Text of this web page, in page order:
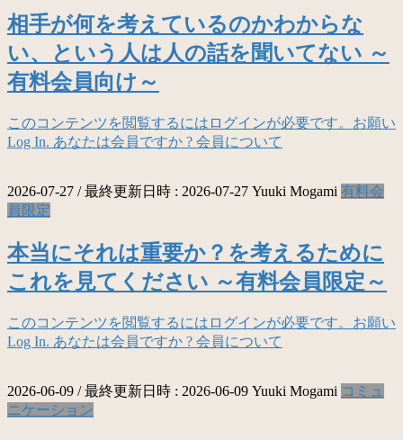
相手が何を考えているのかわからな
い、という人は人の話を聞いてない ～
有料会員向け～
このコンテンツを閲覧するにはログインが必要です。お願い
Log In. あなたは会員ですか ? 会員について
2026-07-27 / 最終更新日時 : 2026-07-27 Yuuki Mogami 有料会
員限定
本当にそれは重要か？を考えるために
これを見てください ～有料会員限定～
このコンテンツを閲覧するにはログインが必要です。お願い
Log In. あなたは会員ですか ? 会員について
2026-06-09 / 最終更新日時 : 2026-06-09 Yuuki Mogami コミュ
ニケーション